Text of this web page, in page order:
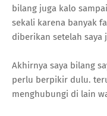
bilang juga kalo
sekali karena banyak
diberikan setelah saya
Akhirnya saya bilang
perlu berpikir dulu.
menghubungi di lain